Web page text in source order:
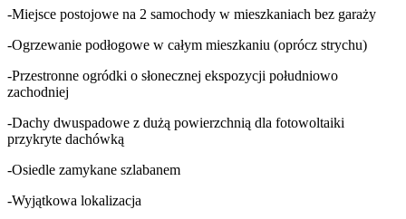
-Miejsce postojowe na 2 samochody w mieszkaniach bez garaży
-Ogrzewanie podłogowe w całym mieszkaniu (oprócz strychu)
-Przestronne ogródki o słonecznej ekspozycji południowo
zachodniej
-Dachy dwuspadowe z dużą powierzchnią dla fotowoltaiki
przykryte dachówką
-Osiedle zamykane szlabanem
-Wyjątkowa lokalizacja